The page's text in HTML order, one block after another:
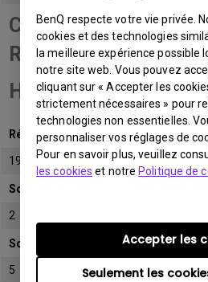
BenQ respecte votre vie privée.
cookies et des technologies
la meilleure expérience possible
notre site web. Vous pouvez
cliquant sur « Accepter les
strictement nécessaires » pour
technologies non essentielles.
personnaliser vos réglages de
Pour en savoir plus, veuillez
les cookies et notrePolitique de
Seulement les
Accepter les
Catégorie de
Résolution Full
HD (FHD)
Résolution native
1920x1080 (1080p)
Sous-pixel lumineux
2
Sous-pixel sombre
5